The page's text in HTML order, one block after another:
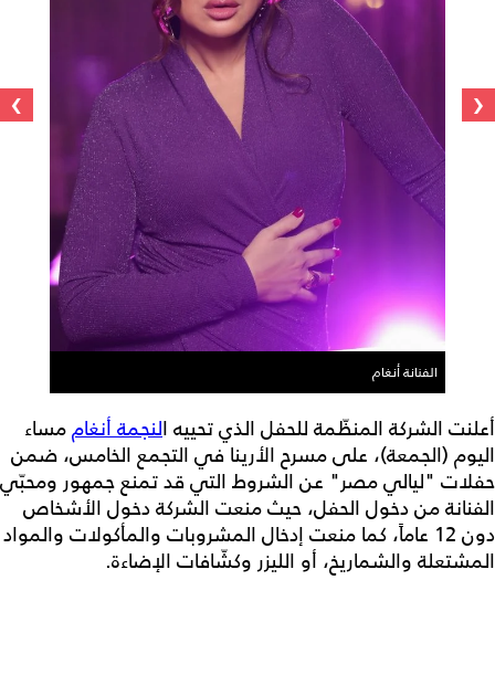
الفنانة أنغام
‹
›
أعلنت الشركة المنظّمة للحفل الذي تحييه النجمة أنغاممساء
اليوم (الجمعة)، على مسرح الأرينا في التجمع الخامس، ضمن
حفلات "ليالي مصر" عن الشروط التي قد تمنع جمهور ومحبّي
الفنانة من دخول الحفل، حيث منعت الشركة دخول الأشخاص
دون 12 عاماً، كما منعت إدخال المشروبات والمأكولات والمواد
المشتعلة والشماريخ، أو الليزر وكشّافات الإضاءة.